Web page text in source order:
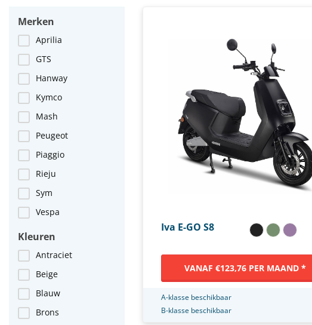
Merken
Aprilia
GTS
Hanway
Kymco
Mash
Peugeot
Piaggio
Rieju
Sym
Vespa
Kleuren
Antraciet
Beige
Blauw
Brons
Iva E-GO S8
VANAF €123,76 PER MAAND *
A-klasse beschikbaar
B-klasse beschikbaar